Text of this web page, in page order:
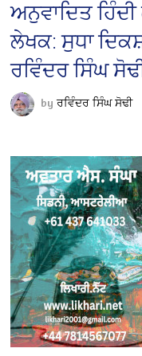
ਅਨੁਵਾਦਿਤ
ਲੇਖਕ: ਸੁਧਾ
ਰਵਿੰਦਰ ਸਿੰਘ
byਰਵਿੰਦਰ ਸਿੰਘ ਸੋਢੀ